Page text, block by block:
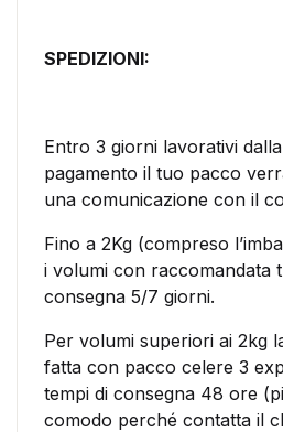
SPEDIZIONI:
Entro 3 giorni lavorativi
pagamento il tuo pacco
una comunicazione con il
Fino a 2Kg (compreso
i volumi con raccomandata
consegna 5/7 giorni.
Per volumi superiori ai 2kg
fatta con pacco celere 3
tempi di consegna 48 ore
comodo perché contatta il